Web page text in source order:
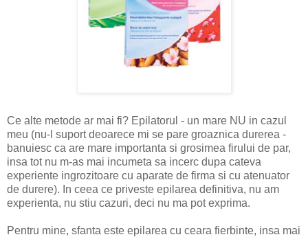
Ce alte metode ar mai fi? Epilatorul - un mare NU in cazul
meu (nu-l suport deoarece mi se pare groaznica durerea -
banuiesc ca are mare importanta si grosimea firului de par,
insa tot nu m-as mai incumeta sa incerc dupa cateva
experiente ingrozitoare cu aparate de firma si cu atenuator
de durere). In ceea ce priveste epilarea definitiva, nu am
experienta, nu stiu cazuri, deci nu ma pot exprima.
Pentru mine, sfanta este epilarea cu ceara fierbinte, insa mai